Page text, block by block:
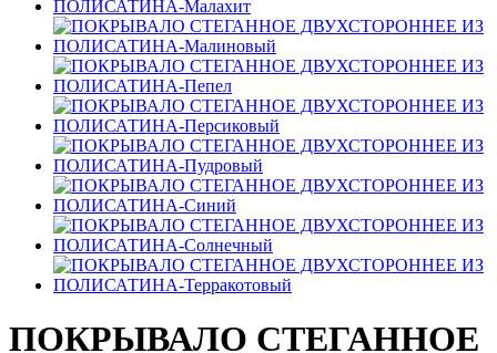
ПОКРЫВАЛО СТЕГАННОЕ